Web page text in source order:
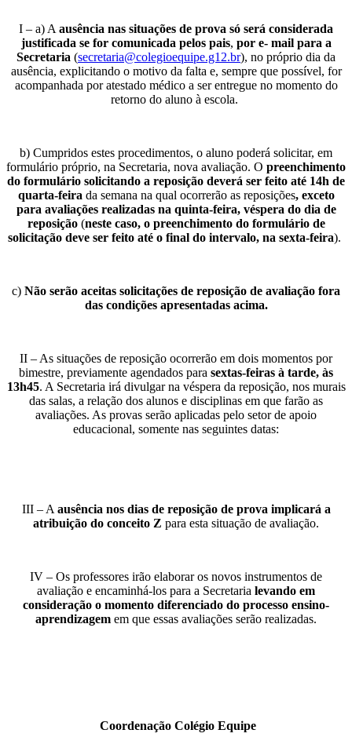
I – a) A ausência nas situações de prova só será considerada
justificada se for comunicada pelos pais, por e- mail para a
Secretaria (secretaria@colegioequipe.g12.br), no próprio dia da
ausência, explicitando o motivo da falta e, sempre que possível, for
acompanhada por atestado médico a ser entregue no momento do
retorno do aluno à escola.
b) Cumpridos estes procedimentos, o aluno poderá solicitar, em
formulário próprio, na Secretaria, nova avaliação. O preenchimento
do formulário solicitando a reposição deverá ser feito até 14h de
quarta-feira da semana na qual ocorrerão as reposições, exceto
para avaliações realizadas na quinta-feira, véspera do dia de
reposição (neste caso, o preenchimento do formulário de
solicitação deve ser feito até o final do intervalo, na sexta-feira).
c) Não serão aceitas solicitações de reposição de avaliação fora
das condições apresentadas acima.
II – As situações de reposição ocorrerão em dois momentos por
bimestre, previamente agendados para sextas-feiras à tarde, às
13h45. A Secretaria irá divulgar na véspera da reposição, nos murais
das salas, a relação dos alunos e disciplinas em que farão as
avaliações. As provas serão aplicadas pelo setor de apoio
educacional, somente nas seguintes datas:
III – A ausência nos dias de reposição de prova implicará a
atribuição do conceito Z para esta situação de avaliação.
IV – Os professores irão elaborar os novos instrumentos de
avaliação e encaminhá-los para a Secretaria levando em
consideração o momento diferenciado do processo ensino-
aprendizagem em que essas avaliações serão realizadas.
Coordenação Colégio Equipe